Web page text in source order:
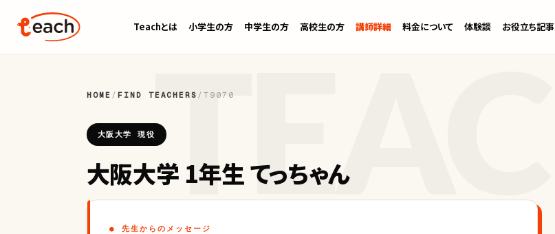
Teachとは 小学生の方 中学生の方 高校生の方 講師詳細 料金について 体験談 お役立ち記事
HOME / FIND TEACHERS /T9070
大阪大学 現役
大阪大学 1年生 てっちゃん
● 先生からのメッセージ